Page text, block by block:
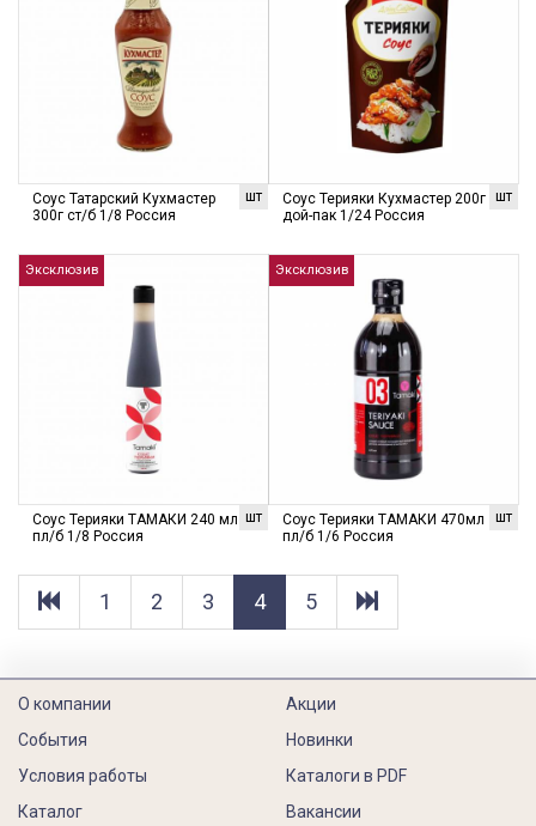
шт
Соус Татарский Кухмастер
300г ст/б 1/8 Россия
шт
Соус Терияки Кухмастер 200г
дой-пак 1/24 Россия
Эксклюзив
шт
Соус Терияки ТАМАКИ 240 мл
пл/б 1/8 Россия
Эксклюзив
шт
Соус Терияки ТАМАКИ 470мл
пл/б 1/6 Россия
1 2 3 4 5
О компании
События
Условия работы
Каталог
Акции
Новинки
Каталоги в PDF
Вакансии